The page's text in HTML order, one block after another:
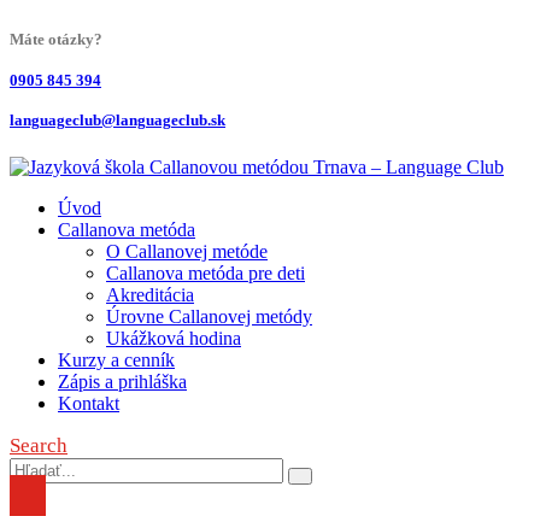
Máte otázky?
0905 845 394
languageclub@languageclub.sk
Úvod
Callanova metóda
O Callanovej metóde
Callanova metóda pre deti
Akreditácia
Úrovne Callanovej metódy
Ukážková hodina
Kurzy a cenník
Zápis a prihláška
Kontakt
Search